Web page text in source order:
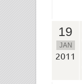
19
JAN
2011